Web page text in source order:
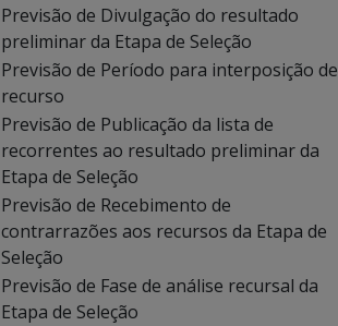
Previsão de Divulgação do resultado
preliminar da Etapa de Seleção
Previsão de Período para interposição de
recurso
Previsão de Publicação da lista de
recorrentes ao resultado preliminar da
Etapa de Seleção
Previsão de Recebimento de
contrarrazões aos recursos da Etapa de
Seleção
Previsão de Fase de análise recursal da
Etapa de Seleção